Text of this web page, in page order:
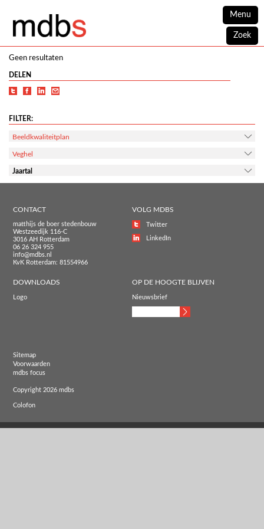
Menu
Zoek
Geen resultaten
DELEN
FILTER:
Beeldkwaliteitplan
Veghel
Jaartal
CONTACT
matthijs de boer stedenbouw
Westzeedijk 116-C
3016 AH Rotterdam
06 26 324 955
info@mdbs.nl
KvK Rotterdam: 81554966
VOLG MDBS
Twitter
LinkedIn
DOWNLOADS
Logo
OP DE HOOGTE BLIJVEN
Nieuwsbrief
Sitemap
Voorwaarden
mdbs focus
Copyright 2026 mdbs
Colofon